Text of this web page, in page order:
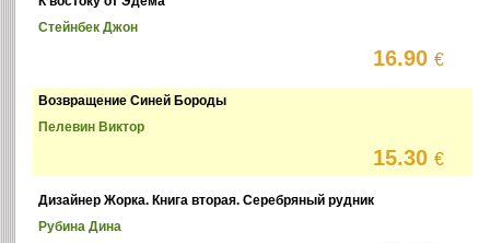
Стейнбек Джон
16.90€
Возвращение Синей Бороды
Пелевин Виктор
15.30€
Дизайнер Жорка. Книга вторая. Серебряный рудник
Рубина Дина